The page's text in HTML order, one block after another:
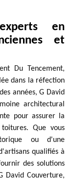
en
et
Du Tencement,
dans la réfection
années, G David
architectural
pour assurer la
Que vous
ou d'une
qualifiés à
des solutions
David Couverture,